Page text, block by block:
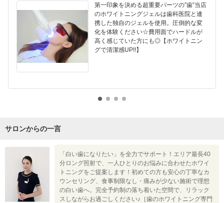
第一印象を決める超重要パーツの”歯”当店
のホワイトニングジェルは歯科医院と連
携した独自のジェルを使用。圧倒的な変
化を体験ください☆費用面でハードルが
高く感じていた方にも◎【ホワイトニン
グで清潔感UP!!】
サロンからの一言
「白い歯になりたい」を全力でサポート！エリア最長40
分ロング照射で、一人ひとりのお悩みに合わせたホワイ
トニングをご提案します！初めての方も安心の丁寧なカ
ウンセリング、食事制限なし・痛みが少ない施術で理想
の白い歯へ。完全予約制の落ち着いた空間で、リラック
スしながらお過ごしください♪［歯のホワイトニング専門